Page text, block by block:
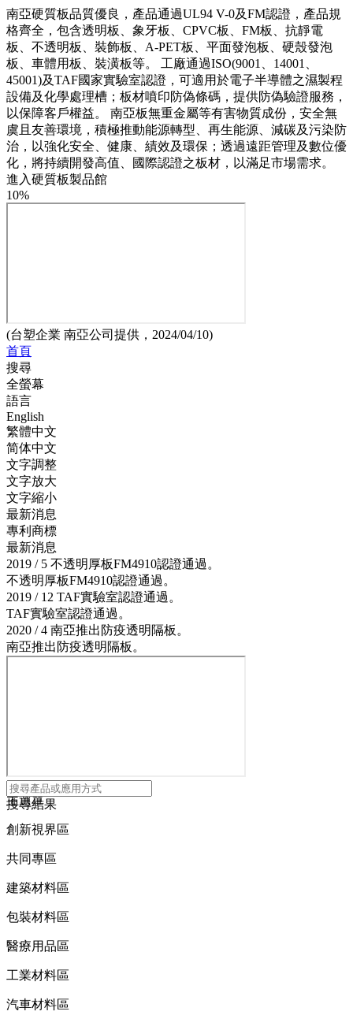
南亞硬質板品質優良，產品通過UL94 V-0及FM認證，產品規
格齊全，包含透明板、象牙板、CPVC板、FM板、抗靜電
板、不透明板、裝飾板、A-PET板、平面發泡板、硬殼發泡
板、車體用板、裝潢板等。 工廠通過ISO(9001、14001、
45001)及TAF國家實驗室認證，可適用於電子半導體之濕製程
設備及化學處理槽；板材噴印防偽條碼，提供防偽驗證服務，
以保障客戶權益。 南亞板無重金屬等有害物質成份，安全無
虞且友善環境，積極推動能源轉型、再生能源、減碳及污染防
治，以強化安全、健康、績效及環保；透過遠距管理及數位優
化，將持續開發高值、國際認證之板材，以滿足市場需求。
進入硬質板製品館
10%
(台塑企業 南亞公司提供，2024/04/10)
首頁
搜尋
全螢幕
語言
English
繁體中文
简体中文
文字調整
文字放大
文字縮小
最新消息
專利商標
最新消息
2019 / 5 不透明厚板FM4910認證通過。
不透明厚板FM4910認證通過。
2019 / 12 TAF實驗室認證通過。
TAF實驗室認證通過。
2020 / 4 南亞推出防疫透明隔板。
南亞推出防疫透明隔板。
搜尋結果
主選單
創新視界區
共同專區
建築材料區
包裝材料區
醫療用品區
工業材料區
汽車材料區